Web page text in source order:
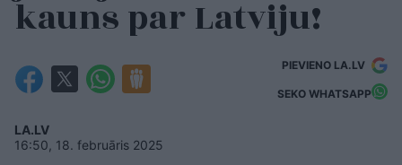
kauns par Latviju!
PIEVIENO LA.LV
SEKO WHATSAPP
LA.LV
16:50, 18. februāris 2025